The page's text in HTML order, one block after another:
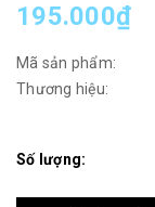
195.000₫
Mã sản phẩm:
Thương hiệu:
Số lượng: